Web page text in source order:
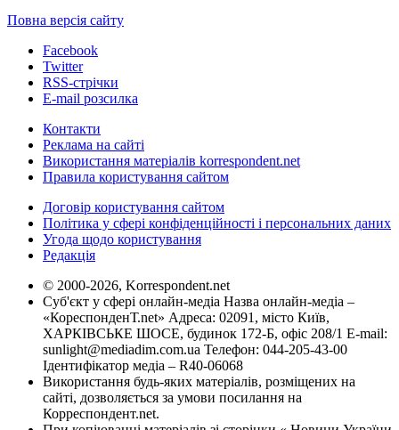
Повна версія сайту
Facebook
Twitter
RSS-стрічки
E-mail розсилка
Контакти
Реклама на сайті
Використання матеріалів korrespondent.net
Правила користування сайтом
Договір користування сайтом
Політика у сфері конфіденційності і персональних даних
Угода щодо користування
Редакція
© 2000-2026, Korrespondent.net
Суб'єкт у сфері онлайн-медіа Назва онлайн-медіа –
«КореспонденТ.net» Адреса: 02091, місто Київ,
ХАРКІВСЬКЕ ШОСЕ, будинок 172-Б, офіс 208/1 E-mail:
sunlight@mediadim.com.ua Телефон: 044-205-43-00
Ідентифікатор медіа – R40-06068
Використання будь-яких матеріалів, розміщених на
сайті, дозволяється за умови посилання на
Корреспондент.net.